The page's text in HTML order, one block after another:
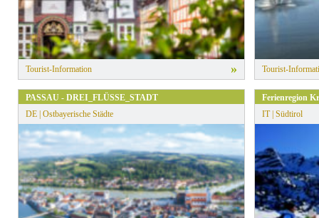
Tourist-Information » Tourist-
PASSAU - DREI_FLÜSSE_STADT
DE | Ostbayerische Städte
Ferienregion
IT | Südtirol